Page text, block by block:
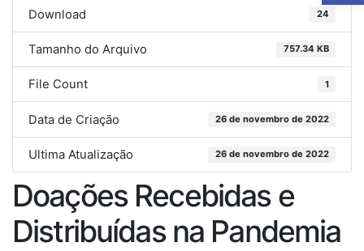
Download 24
Tamanho do Arquivo 757.34 KB
File Count 1
Data de Criação 26 de novembro de 2022
Ultima Atualização 26 de novembro de 2022
Doações Recebidas e
Distribuídas na Pandemia